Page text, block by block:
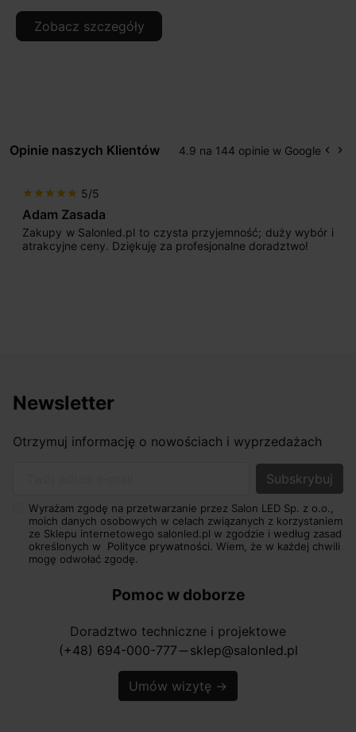
Zobacz szczegóły
Opinie naszych Klientów 4.9 na 144 opinie w Google keyboard_arrow_left keyboard_arrow_right
star star star star star 5/5
Adam Zasada
Zakupy w Salonled.pl to czysta przyjemność; duży wybór i
atrakcyjne ceny. Dziękuję za profesjonalne doradztwo!
Newsletter
Otrzymuj informację o nowościach i wyprzedażach
Wyrażam zgodę na przetwarzanie przez Salon LED Sp. z o.o.,
moich danych osobowych w celach związanych z korzystaniem
ze Sklepu internetowego salonled.pl w zgodzie i według zasad
określonych w Polityce prywatności. Wiem, że w każdej chwili
mogę odwołać zgodę.
Pomoc w doborze
Doradztwo techniczne i projektowe
(+48) 694-000-777 horizontal_rule sklep@salonled.pl
Umów wizytę →